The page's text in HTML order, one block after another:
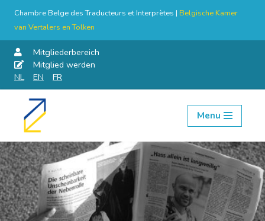
Chambre Belge des Traducteurs et Interprètes | Belgische Kamer
van Vertalers en Tolken
Mitgliederbereich
Mitglied werden
NL
EN FR
Skip
content
Menu